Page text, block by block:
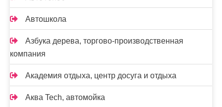
Автошкола
Азбука дерева, торгово-производственная
компания
Академия отдыха, центр досуга и отдыха
Аква Tech, автомойка